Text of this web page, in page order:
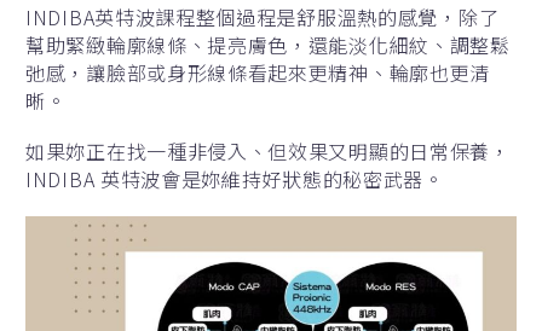
INDIBA英特波課程整個過程是舒服溫熱的感覺，除了
幫助緊緻輪廓線條、提亮膚色，還能淡化細紋、調整鬆
弛感，讓臉部或身形線條看起來更精神、輪廓也更清
晰。
如果妳正在找一種非侵入、但效果又明顯的日常保養，
INDIBA 英特波會是妳維持好狀態的秘密武器。